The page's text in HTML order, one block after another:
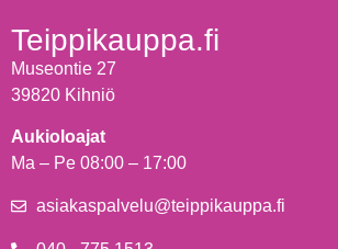
Teippikauppa.fi
Museontie 27
39820 Kihniö
Aukioloajat
Ma – Pe 08:00 – 17:00
asiakaspalvelu@teippikauppa.fi